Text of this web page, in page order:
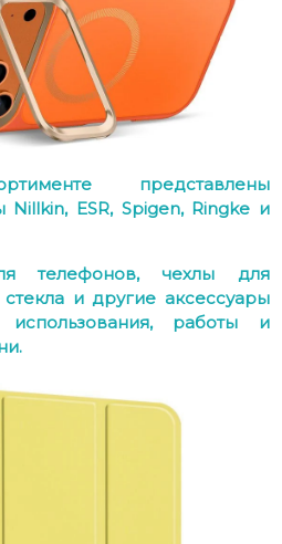
представлены
ESR, Spigen, Ringke и
телефонов, чехлы для
и другие аксессуары
работы и